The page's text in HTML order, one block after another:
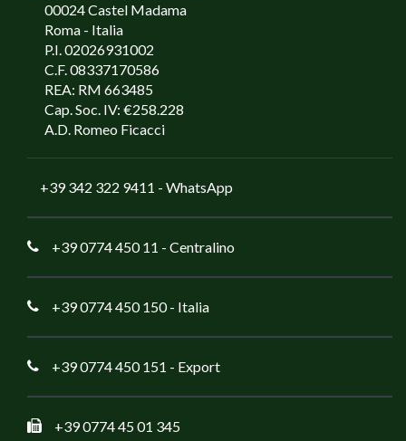
00024 Castel Madama
Roma - Italia
P.I. 02026931002
C.F. 08337170586
REA: RM 663485
Cap. Soc. IV: €258.228
A.D. Romeo Ficacci
+39 342 322 9411 - WhatsApp
+39 0774 450 11 - Centralino
+39 0774 450 150- Italia
+39 0774 450 151 - Export
+39 0774 45 01 345